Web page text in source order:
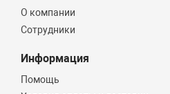
О компании
Сотрудники
Информация
Помощь